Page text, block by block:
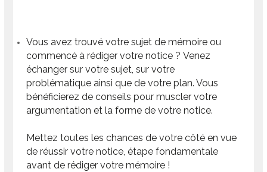
Vous avez trouvé votre sujet de mémoire ou
commencé à rédiger votre notice ? Venez
échanger sur votre sujet, sur votre
problématique ainsi que de votre plan. Vous
bénéficierez de conseils pour muscler votre
argumentation et la forme de votre notice.
Mettez toutes les chances de votre côté en vue
de réussir votre notice, étape fondamentale
avant de rédiger votre mémoire !